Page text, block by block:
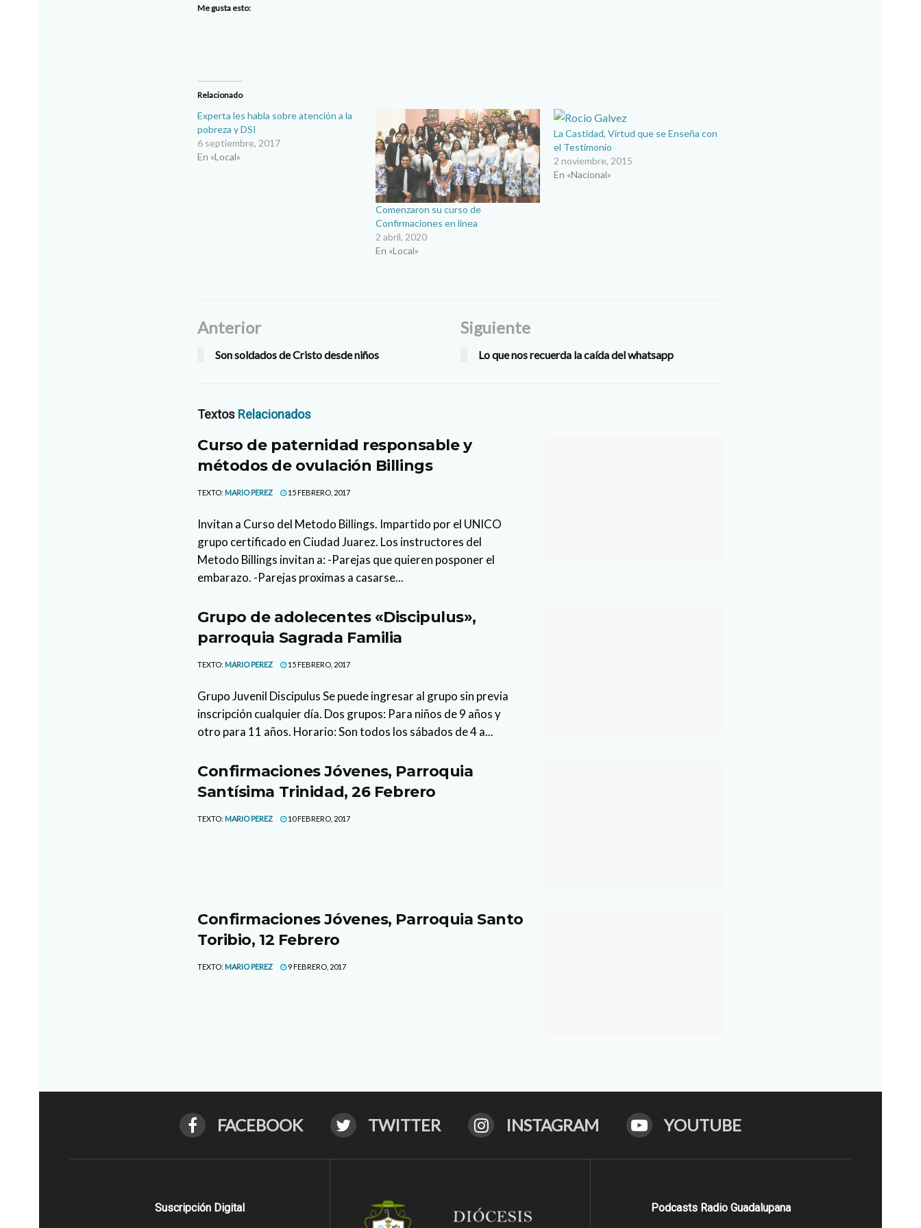
Me gusta esto:
Relacionado
Experta les habla sobre atención a la
pobreza y DSI
6 septiembre, 2017
En «Local»
Comenzaron su curso de
Confirmaciones en línea
2 abril, 2020
En «Local»
La Castidad, Virtud que se Enseña con
el Testimonio
2 noviembre, 2015
En «Nacional»
Anterior
Son soldados de Cristo desde niños
Siguiente
Lo que nos recuerda la caída del whatsapp
Textos Relacionados
Curso de paternidad responsable y
métodos de ovulación Billings
TEXTO: MARIO PEREZ 15 FEBRERO, 2017
Invitan a Curso del Metodo Billings. Impartido por el UNICO
grupo certificado en Ciudad Juarez. Los instructores del
Metodo Billings invitan a: -Parejas que quieren posponer el
embarazo. -Parejas proximas a casarse...
Grupo de adolecentes «Discipulus»,
parroquia Sagrada Familia
TEXTO: MARIO PEREZ 15 FEBRERO, 2017
Grupo Juvenil Discipulus Se puede ingresar al grupo sin previa
inscripción cualquier día. Dos grupos: Para niños de 9 años y
otro para 11 años. Horario: Son todos los sábados de 4 a...
Confirmaciones Jóvenes, Parroquia
Santísima Trinidad, 26 Febrero
TEXTO: MARIO PEREZ 10 FEBRERO, 2017
Confirmaciones Jóvenes, Parroquia Santo
Toribio, 12 Febrero
TEXTO: MARIO PEREZ 9 FEBRERO, 2017
FACEBOOK TWITTER INSTAGRAM YOUTUBE
Suscripción Digital Podcasts Radio Guadalupana